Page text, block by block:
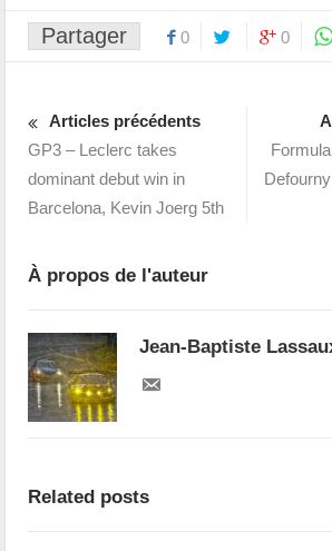
Partager 0 0
Articles précédents
GP3 – Leclerc takes
dominant debut win in
Barcelona, Kevin Joerg 5th
À propos de l'auteur
Jean-Baptiste
Related posts